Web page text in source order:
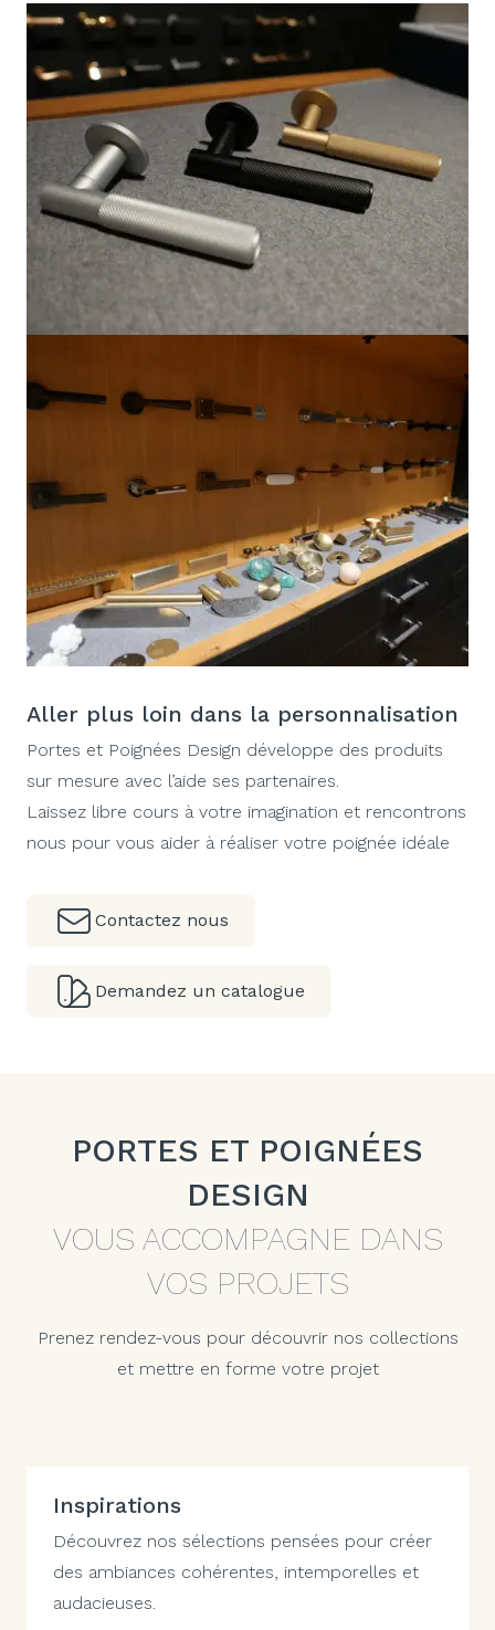
Aller plus loin dans la personnalisation
Portes et Poignées Design développe des produits
sur mesure avec l’aide ses partenaires.
Laissez libre cours à votre imagination et rencontrons
nous pour vous aider à réaliser votre poignée idéale
Contactez nous
Demandez un catalogue
PORTES ET POIGNÉES
DESIGN
VOUS ACCOMPAGNE DANS
VOS PROJETS
Prenez rendez-vous pour découvrir nos collections
et mettre en forme votre projet
Inspirations
Découvrez nos sélections pensées pour créer
des ambiances cohérentes, intemporelles et
audacieuses.